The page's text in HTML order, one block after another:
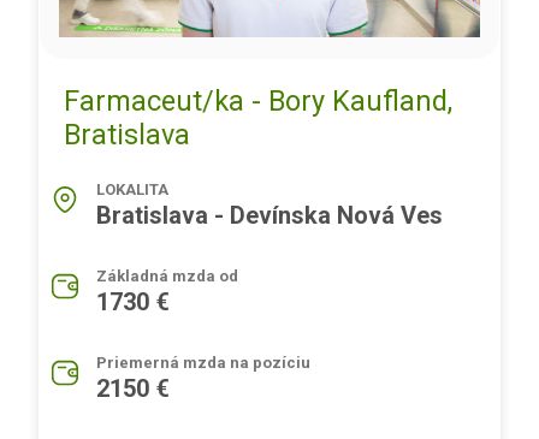
Farmaceut/ka - Bory Kaufland,
Bratislava
LOKALITA
Bratislava - Devínska Nová Ves
Základná mzda od
1730 €
Priemerná mzda na pozíciu
2150 €